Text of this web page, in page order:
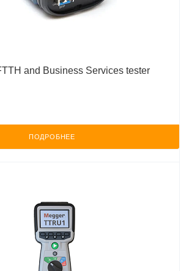
and Business Services tester
ПОДРОБНЕЕ